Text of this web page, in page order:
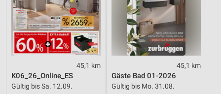
45,1 km
K06_26_Online_ES
Gültig bis Sa. 12.09.
45,1 km
Gäste Bad 01-2026
Gültig bis Mo. 31.08.
Werbung